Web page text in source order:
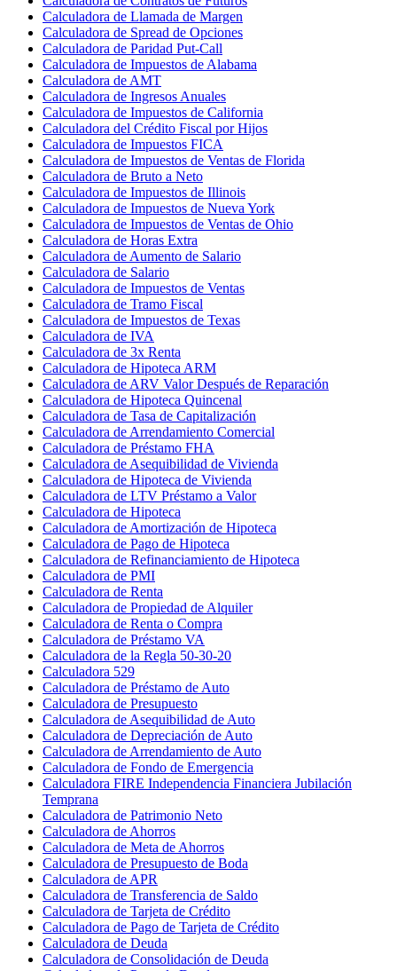
Calculadora de Llamada de Margen
Calculadora de Spread de Opciones
Calculadora de Paridad Put-Call
Calculadora de Impuestos de Alabama
Calculadora de AMT
Calculadora de Ingresos Anuales
Calculadora de Impuestos de California
Calculadora del Crédito Fiscal por Hijos
Calculadora de Impuestos FICA
Calculadora de Impuestos de Ventas de Florida
Calculadora de Bruto a Neto
Calculadora de Impuestos de Illinois
Calculadora de Impuestos de Nueva York
Calculadora de Impuestos de Ventas de Ohio
Calculadora de Horas Extra
Calculadora de Aumento de Salario
Calculadora de Salario
Calculadora de Impuestos de Ventas
Calculadora de Tramo Fiscal
Calculadora de Impuestos de Texas
Calculadora de IVA
Calculadora de 3x Renta
Calculadora de Hipoteca ARM
Calculadora de ARV Valor Después de Reparación
Calculadora de Hipoteca Quincenal
Calculadora de Tasa de Capitalización
Calculadora de Arrendamiento Comercial
Calculadora de Préstamo FHA
Calculadora de Asequibilidad de Vivienda
Calculadora de Hipoteca de Vivienda
Calculadora de LTV Préstamo a Valor
Calculadora de Hipoteca
Calculadora de Amortización de Hipoteca
Calculadora de Pago de Hipoteca
Calculadora de Refinanciamiento de Hipoteca
Calculadora de PMI
Calculadora de Renta
Calculadora de Propiedad de Alquiler
Calculadora de Renta o Compra
Calculadora de Préstamo VA
Calculadora de la Regla 50-30-20
Calculadora 529
Calculadora de Préstamo de Auto
Calculadora de Presupuesto
Calculadora de Asequibilidad de Auto
Calculadora de Depreciación de Auto
Calculadora de Arrendamiento de Auto
Calculadora de Fondo de Emergencia
Calculadora FIRE Independencia Financiera Jubilación
Temprana
Calculadora de Patrimonio Neto
Calculadora de Ahorros
Calculadora de Meta de Ahorros
Calculadora de Presupuesto de Boda
Calculadora de APR
Calculadora de Transferencia de Saldo
Calculadora de Tarjeta de Crédito
Calculadora de Pago de Tarjeta de Crédito
Calculadora de Deuda
Calculadora de Consolidación de Deuda